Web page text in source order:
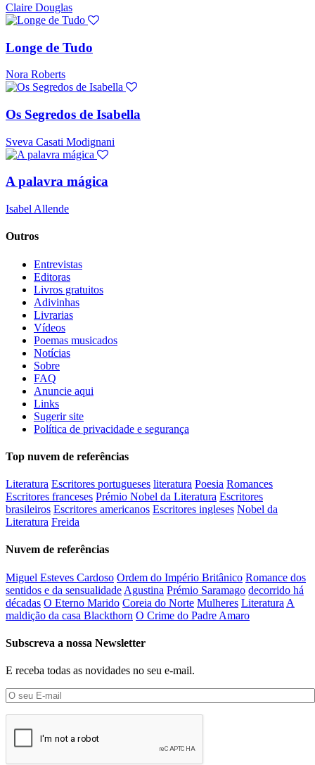
Claire Douglas
Longe de Tudo
Nora Roberts
Os Segredos de Isabella
Sveva Casati Modignani
A palavra mágica
Isabel Allende
Outros
Entrevistas
Editoras
Livros gratuitos
Adivinhas
Livrarias
Vídeos
Poemas musicados
Notícias
Sobre
FAQ
Anuncie aqui
Links
Sugerir site
Política de privacidade e segurança
Top nuvem de referências
Literatura Escritores portugueses literatura Poesia Romances
Escritores franceses Prémio Nobel da Literatura Escritores
brasileiros Escritores americanos Escritores ingleses Nobel da
Literatura Freida
Nuvem de referências
Miguel Esteves Cardoso Ordem do Império Britânico Romance dos
sentidos e da sensualidade Agustina Prémio Saramago decorrido há
décadas O Eterno Marido Coreia do Norte Mulheres Literatura A
maldição da casa Blackthorn O Crime do Padre Amaro
Subscreva a nossa Newsletter
E receba todas as novidades no seu e-mail.